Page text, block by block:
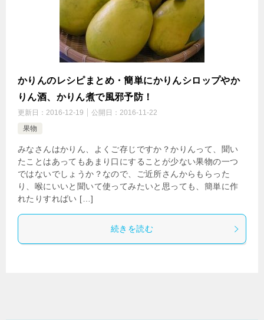
かりんのレシピまとめ・簡単にかりんシロップやか
りん酒、かりん煮で風邪予防！
更新日： 2016-12-19 公開日： 2016-11-22
果物
みなさんはかりん、よくご存じですか？かりんって、聞い
たことはあってもあまり口にすることが少ない果物の一つ
ではないでしょうか？なので、ご近所さんからもらった
り、喉にいいと聞いて使ってみたいと思っても、簡単に作
れたりすればい […]
続きを読む